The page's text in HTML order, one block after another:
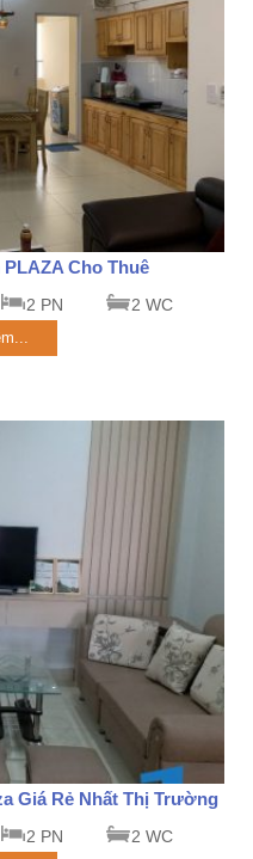
Cho Thuê
2 PN 2 WC
Giá Rẻ Nhất Thị Trường
2 PN 2 WC